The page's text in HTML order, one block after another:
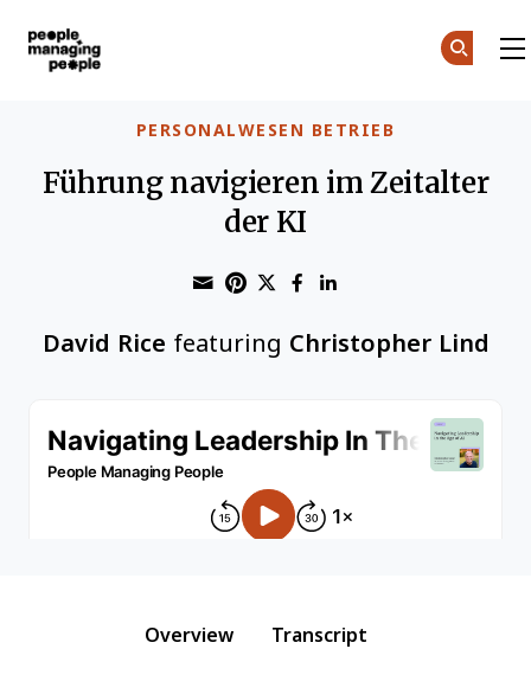
PERSONALWESEN BETRIEB
Führung navigieren im Zeitalter
der KI
Share through Email
Print this page
Share on Pinterest
Share on Twitter
Share on
David Rice featuring Christopher Lind
Overview Transcript